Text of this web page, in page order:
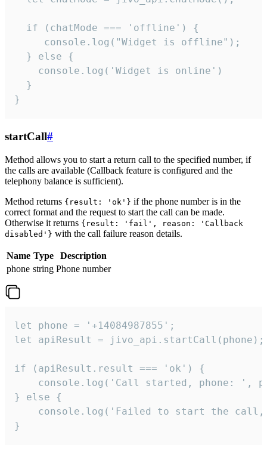
  if (chatMode === 'offline') {
     console.log("Widget is offline");
  } else {
    console.log('Widget is online')
  }
}
startCall#
Method allows you to start a return call to the specified number, if
the calls are available (Callback feature is configured and the
telephony balance is sufficient).
Method returns {result: 'ok'} if the phone number is in the
correct format and the request to start the call can be made.
Otherwise it returns {result: 'fail', reason: 'Callback
disabled'} with the call failure reason details.
Name Type
Description
phone string Phone number
let phone = '+14084987855';
let apiResult = jivo_api.startCall(phone);
if (apiResult.result === 'ok') {
console.log('Call started, phone: ',
} else {
console.log('Failed to start the
}